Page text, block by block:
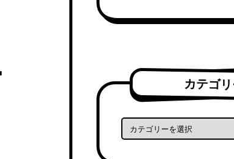
カテゴ
カテゴリー